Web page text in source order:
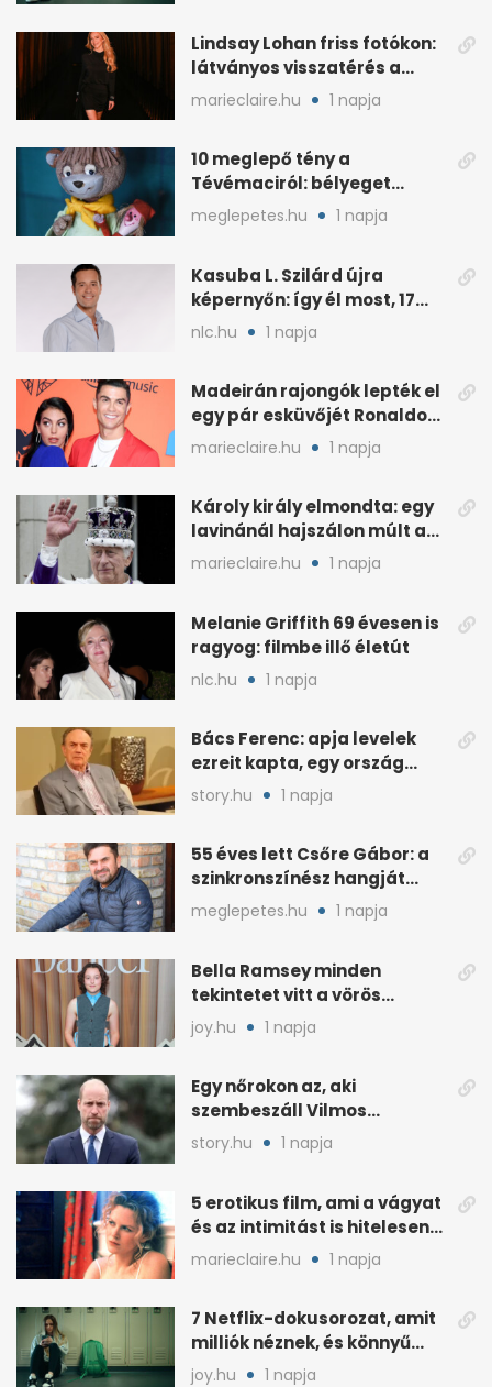
Lindsay Lohan friss fotókon:
látványos visszatérés a
reflektorfénybe
marieclaire.hu 1 napja
10 meglepő tény a
Tévémaciról: bélyeget
kapott, és az űrben is járt
meglepetes.hu 1 napja
Kasuba L. Szilárd újra
képernyőn: így él most, 17
éves a lánya
nlc.hu 1 napja
Madeirán rajongók lepték el
egy pár esküvőjét Ronaldo
miatt
marieclaire.hu 1 napja
Károly király elmondta: egy
lavinánál hajszálon múlt az
élete
marieclaire.hu 1 napja
Melanie Griffith 69 évesen is
ragyog: filmbe illő életút
nlc.hu 1 napja
Bács Ferenc: apja levelek
ezreit kapta, egy ország
rajongott érte
story.hu 1 napja
55 éves lett Csőre Gábor: a
szinkronszínész hangját
mindenki ismeri
meglepetes.hu 1 napja
Bella Ramsey minden
tekintetet vitt a vörös
szőnyegen, a kritikák
ellenére
joy.hu 1 napja
Egy nőrokon az, aki
szembeszáll Vilmos
herceggel, ha elszáll
story.hu 1 napja
5 erotikus film, ami a vágyat
és az intimitást is hitelesen
mutatja
marieclaire.hu 1 napja
7 Netflix-dokusorozat, amit
milliók néznek, és könnyű
rákattanni
joy.hu 1 napja